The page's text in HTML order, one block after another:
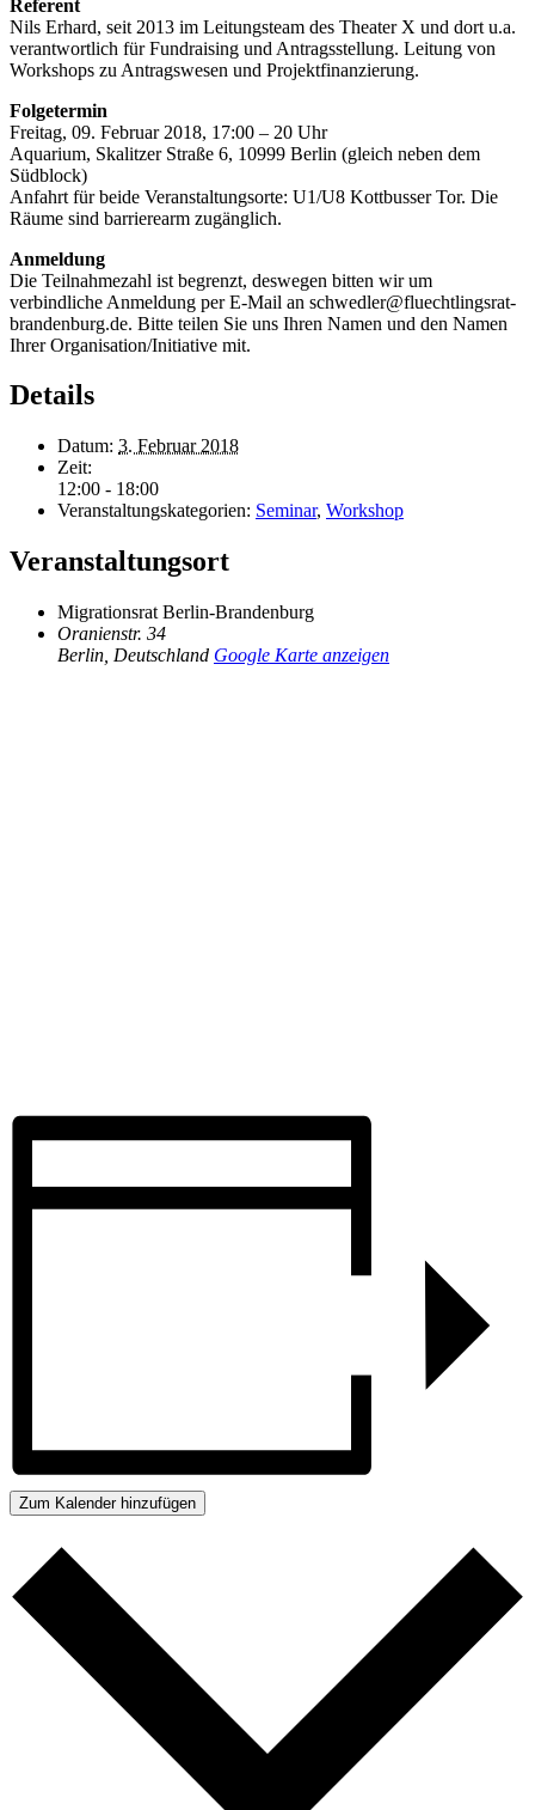
Referent
Nils Erhard, seit 2013 im Leitungsteam des Theater X und dort u.a.
verantwortlich für Fundraising und Antragsstellung. Leitung von
Workshops zu Antragswesen und Projektfinanzierung.
Folgetermin
Freitag, 09. Februar 2018, 17:00 – 20 Uhr
Aquarium, Skalitzer Straße 6, 10999 Berlin (gleich neben dem
Südblock)
Anfahrt für beide Veranstaltungsorte: U1/U8 Kottbusser Tor. Die
Räume sind barrierearm zugänglich.
Anmeldung
Die Teilnahmezahl ist begrenzt, deswegen bitten wir um
verbindliche Anmeldung per E-Mail an schwedler@fluechtlingsrat-
brandenburg.de. Bitte teilen Sie uns Ihren Namen und den Namen
Ihrer Organisation/Initiative mit.
Details
Datum: 3. Februar 2018
Zeit:
12:00 - 18:00
Veranstaltungskategorien: Seminar, Workshop
Veranstaltungsort
Migrationsrat Berlin-Brandenburg
Oranienstr. 34
Berlin Deutschland Google Karte anzeigen
Zum Kalender hinzufügen